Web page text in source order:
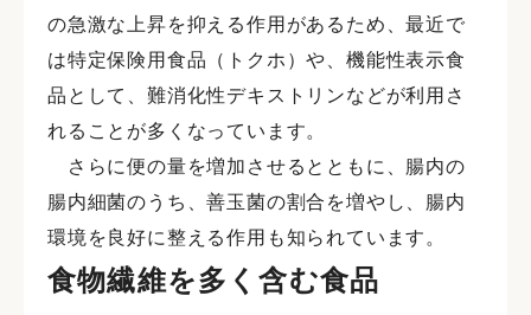
の急激な上昇を抑える作用があるため、最近で
は特定保険用食品（トクホ）や、機能性表示食
品として、難消化性デキストリンなどが利用さ
れることが多くなっています。
さらに便の量を増加させるとともに、腸内の
腸内細菌のうち、善玉菌の割合を増やし、腸内
環境を良好に整える作用も知られています。
食物繊維を多く含む食品